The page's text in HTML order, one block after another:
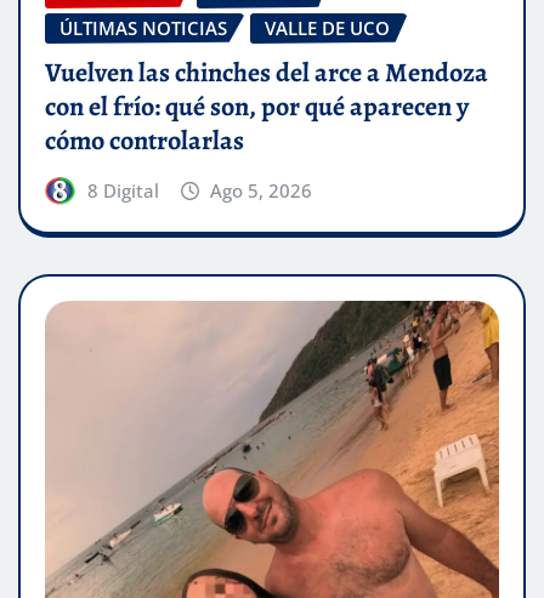
ÚLTIMAS NOTICIAS
VALLE DE UCO
Vuelven las chinches del arce a Mendoza
con el frío: qué son, por qué aparecen y
cómo controlarlas
8 Digital Ago 5, 2026